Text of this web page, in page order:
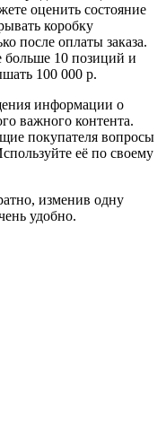
оценить состояние
коробку
после оплаты заказа.
больше 10 позиций и
100 000 р.
информации о
важного контента.
покупателя вопросы
её по своему
изменив одну
удобно.